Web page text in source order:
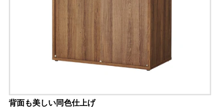
背面も美しい同色仕上げ